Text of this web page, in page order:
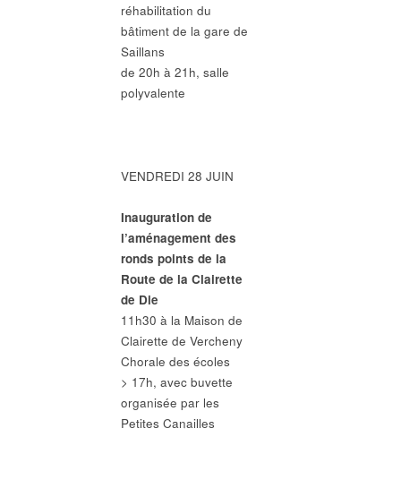
réhabilitation du
bâtiment de la gare de
Saillans
de 20h à 21h, salle
polyvalente
VENDREDI 28 JUIN
Inauguration de
l’aménagement des
ronds points de la
Route de la Clairette
de Die
11h30 à la Maison de
Clairette de Vercheny
Chorale des écoles
> 17h, avec buvette
organisée par les
Petites Canailles